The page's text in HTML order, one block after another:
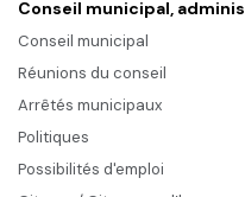
Conseil municipal,
Conseil municipal
Réunions du conseil
Arrêtés municipaux
Politiques
Possibilités d'emploi